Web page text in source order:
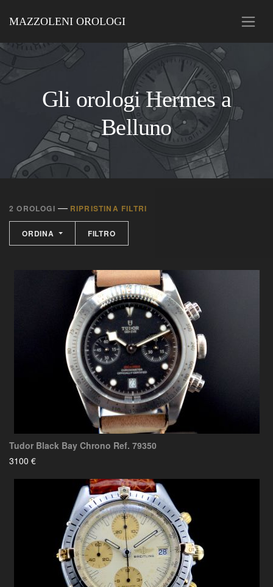
MAZZOLENI OROLOGI
Gli orologi Hermes a
Belluno
2 OROLOGI — RIPRISTINA FILTRI
ORDINA FILTRO
Tudor Black Bay Chrono Ref. 79350
3100 €